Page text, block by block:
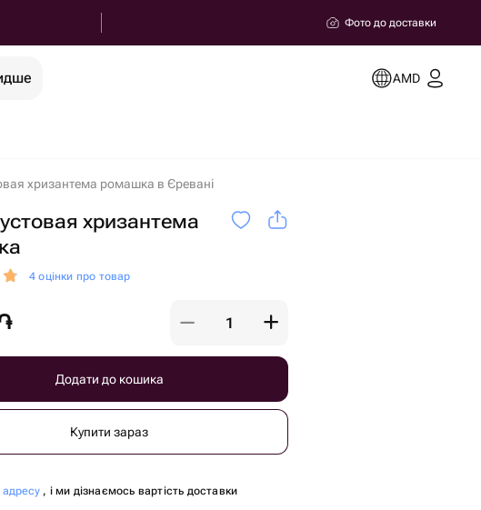
Фото до доставки
AMD
хризантема ромашка в Єревані
хризантема
4 оцінки про товар
Додати до кошика
Купити зараз
адресу , і ми дізнаємось вартість доставки